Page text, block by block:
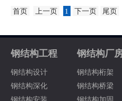
首页 上一页 1 下一页 尾页
钢结构工程
钢结构设计
钢结构深化
钢结构厂
钢结构桁架
钢结构桥梁